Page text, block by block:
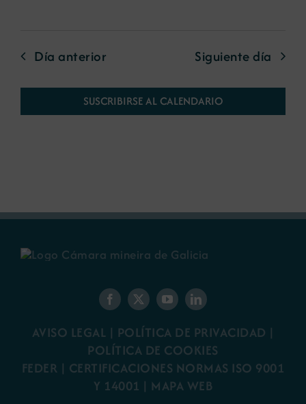
Día anterior Siguiente día
SUSCRIBIRSE AL CALENDARIO
AVISO LEGAL | POLÍTICA DE PRIVACIDAD |
POLÍTICA DE COOKIES
FEDER | CERTIFICACIONES NORMAS ISO 9001
Y 14001 | MAPA WEB